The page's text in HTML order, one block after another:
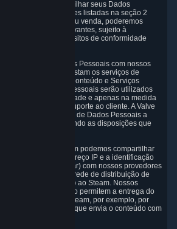
podem compartilhar seus Dados
los para as finalidades listadas na seção 2
fusão ou venda, poderemos
aos terceiros relevantes, sujeito à
princípios e aos requisitos de conformidade
seus Dados Pessoais com nossos
terceirizados que prestam os serviços de
a mercadorias, Conteúdo e Serviços
Steam. Seus Dados Pessoais serão utilizados
Política de Privacidade e apenas na medida
dos serviços de suporte ao cliente. A Valve
as transferências de Dados Pessoais a
do Reino Unido, incluindo as disposições que
da Internet, também podemos compartilhar
(incluindo seu endereço IP e a identificação
você deseja acessar) com nossos provedores
prestam serviços de rede de distribuição de
de jogos com relação ao Steam. Nossos
de conteúdo permitem a entrega do
solicitou ao usar o Steam, por exemplo, por
distribuídos que envia o conteúdo com